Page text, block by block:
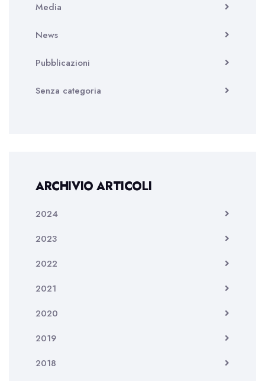
Media
News
Pubblicazioni
Senza categoria
ARCHIVIO ARTICOLI
2024
2023
2022
2021
2020
2019
2018